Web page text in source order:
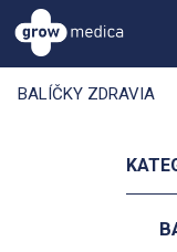
BALÍČKY ZDRAVIA